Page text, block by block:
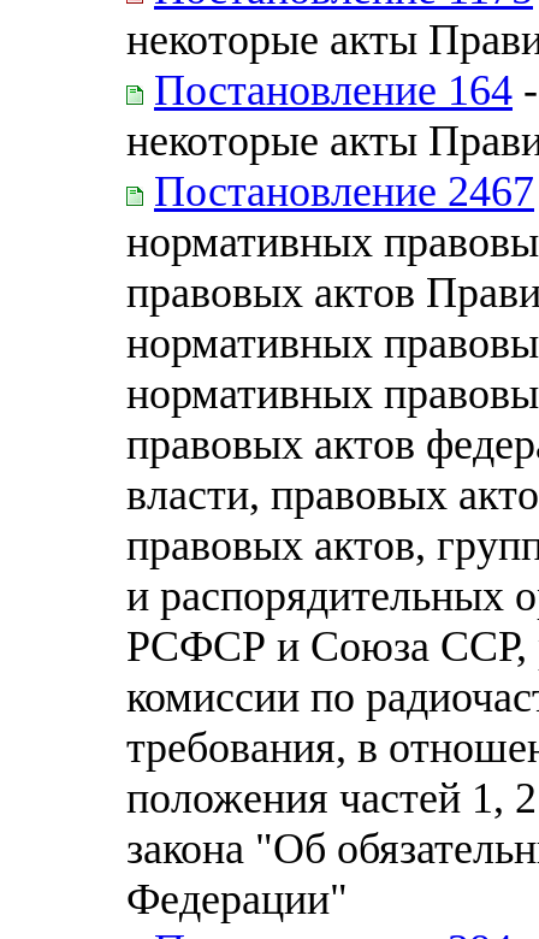
некоторые акты
Постановление 164
некоторые акты
Постановление 2467
нормативных
правовых актов
нормативных
нормативных
правовых актов
власти, правовых
правовых актов,
и распорядительных
РСФСР и Союза ССР,
комиссии по
требования, в
положения частей 1,
закона "Об
Федерации"